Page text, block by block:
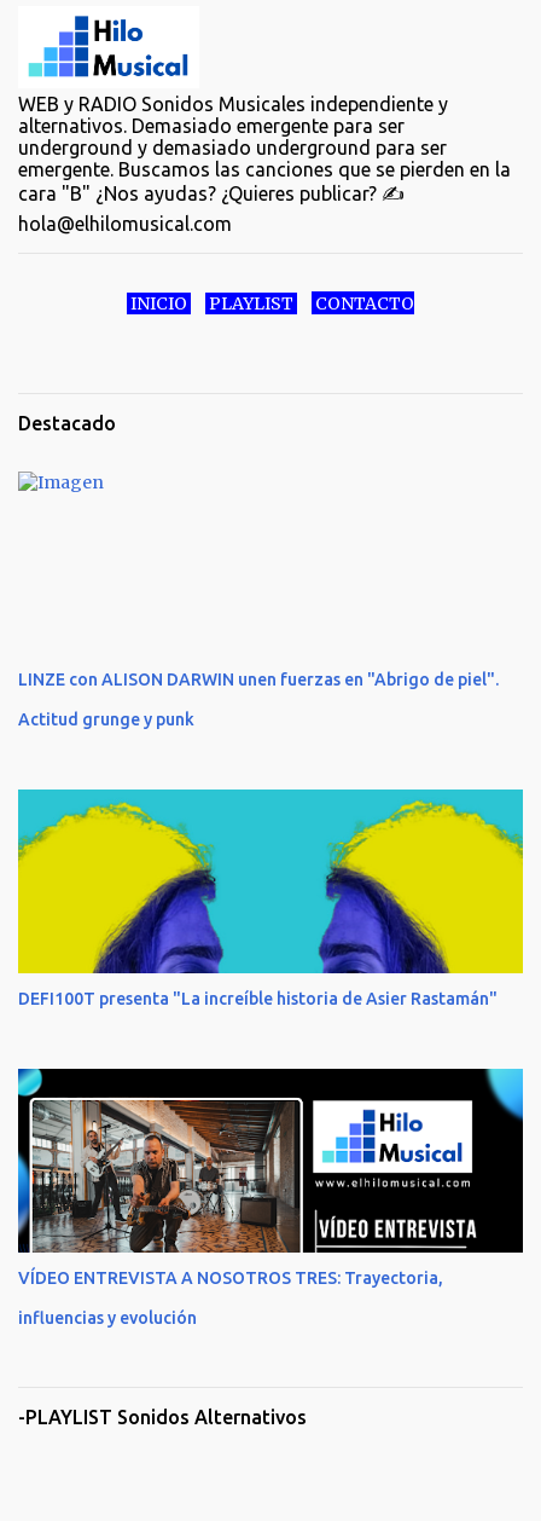
WEB y RADIO Sonidos Musicales independiente y
alternativos. Demasiado emergente para ser
underground y demasiado underground para ser
emergente. Buscamos las canciones que se pierden en la
cara "B" ¿Nos ayudas? ¿Quieres publicar? ✍️
hola@elhilomusical.com
INICIO PLAYLIST CONTACTO
Destacado
LINZE con ALISON DARWIN unen fuerzas en "Abrigo de piel".
Actitud grunge y punk
DEFI100T presenta "La increíble historia de Asier Rastamán"
VÍDEO ENTREVISTA A NOSOTROS TRES: Trayectoria,
influencias y evolución
-PLAYLIST Sonidos Alternativos